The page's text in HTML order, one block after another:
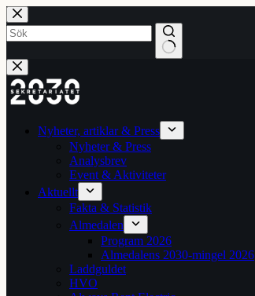
Hoppa
till
innehåll
Inga
resultat
Nyheter, artiklar & Press
Nyheter & Press
Analysbrev
Event & Aktiviteter
Aktuellt
Fakta & Statistik
Almedalen
Program 2026
Almedalens 2030-mingel 2026
Laddguldet
HVO